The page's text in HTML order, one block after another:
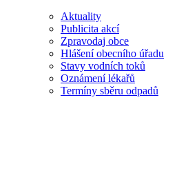
Aktuality
Publicita akcí
Zpravodaj obce
Hlášení obecního úřadu
Stavy vodních toků
Oznámení lékařů
Termíny sběru odpadů